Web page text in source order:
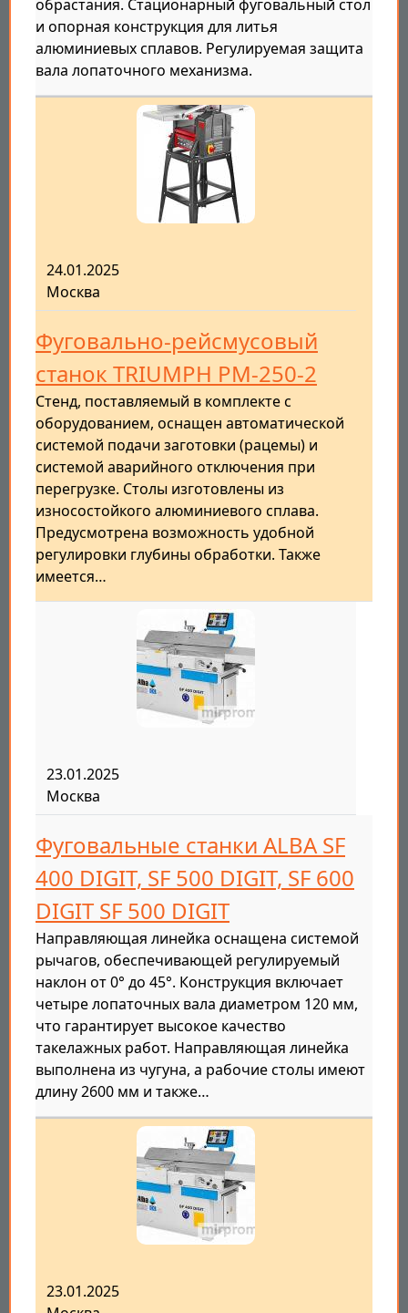
обрастания. Стационарный фуговальный стол
и опорная конструкция для литья
алюминиевых сплавов. Регулируемая защита
вала лопаточного механизма.
24.01.2025
Москва
Фуговально-рейсмусовый
станок TRIUMPH PM-250-2
Стенд, поставляемый в комплекте с
оборудованием, оснащен автоматической
системой подачи заготовки (рацемы) и
системой аварийного отключения при
перегрузке. Столы изготовлены из
износостойкого алюминиевого сплава.
Предусмотрена возможность удобной
регулировки глубины обработки. Также
имеется…
23.01.2025
Москва
Фуговальные станки ALBA SF
400 DIGIT, SF 500 DIGIT, SF 600
DIGIT SF 500 DIGIT
Направляющая линейка оснащена системой
рычагов, обеспечивающей регулируемый
наклон от 0° до 45°. Конструкция включает
четыре лопаточных вала диаметром 120 мм,
что гарантирует высокое качество
такелажных работ. Направляющая линейка
выполнена из чугуна, а рабочие столы имеют
длину 2600 мм и также…
23.01.2025